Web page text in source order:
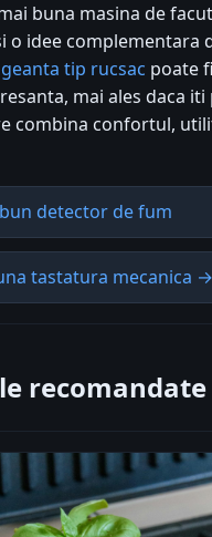
buna masina de
o idee complementara
geanta tip rucsac poate
mai ales daca iti
combina confortul,
detector de fum
tastatura mecanica →
recomandate